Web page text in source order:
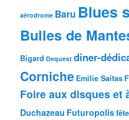
aérodrome Baru Blues
Bulles de
Bigard Dequest diner-
Corniche Emilie Saitas
Foire aux disques et
Duchazeau Futuropolis